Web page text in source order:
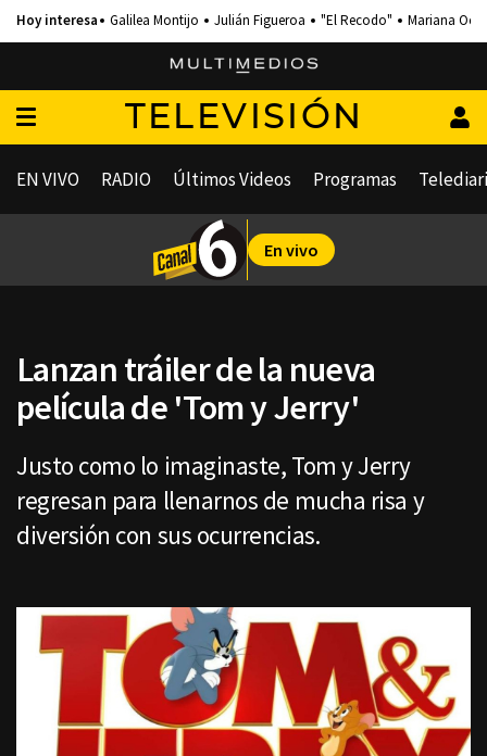
Galilea Montijo Julián Figueroa "El Recodo" Mariana
TELEVISIÓN
EN VIVO RADIO Últimos Videos Programas
En vivo
Lanzan tráiler de la nueva
película de 'Tom y Jerry'
Justo como lo imaginaste, Tom y Jerry
regresan para llenarnos de mucha risa y
diversión con sus ocurrencias.